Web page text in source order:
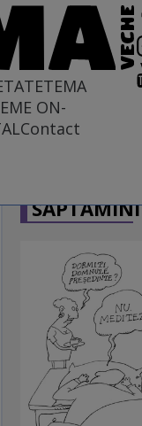
TEMA
ON-
Contact